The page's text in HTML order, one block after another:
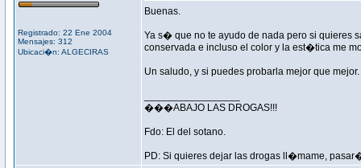
Registrado: 22 Ene 2004
Mensajes: 312
Ubicaci�n: ALGECIRAS
Buenas.
Ya s� que no te ayudo de nada pero si
conservada e incluso el color y la est�tica me
Un saludo, y si puedes probarla mejor que mejor.
���ABAJO LAS DROGAS!!!
Fdo: El del sotano.
PD: Si quieres dejar las drogas ll�mame,